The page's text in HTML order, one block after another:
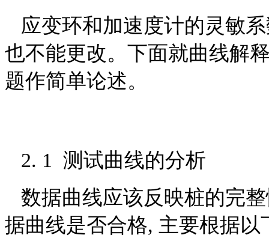
应变环和加速度计的灵敏
也不能更改。下面就曲线解
题作简单论述。
2. 1 测试曲线的分析
数据曲线应该反映桩的完
据曲线是否合格, 主要根据以